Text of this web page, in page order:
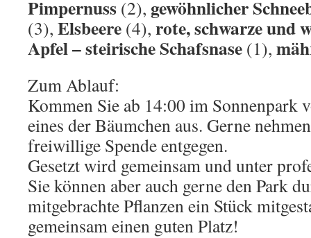
Pimpernuss (2), gewöhnlicher
(3), Elsbeere (4), rote, schwarze und
Apfel – steirische Schafsnase (1),
Zum Ablauf:
Kommen Sie ab 14:00 im Sonnenpark
eines der Bäumchen aus. Gerne
freiwillige Spende entgegen.
Gesetzt wird gemeinsam und unter
Sie können aber auch gerne den Park
mitgebrachte Pflanzen ein Stück
gemeinsam einen guten Platz!